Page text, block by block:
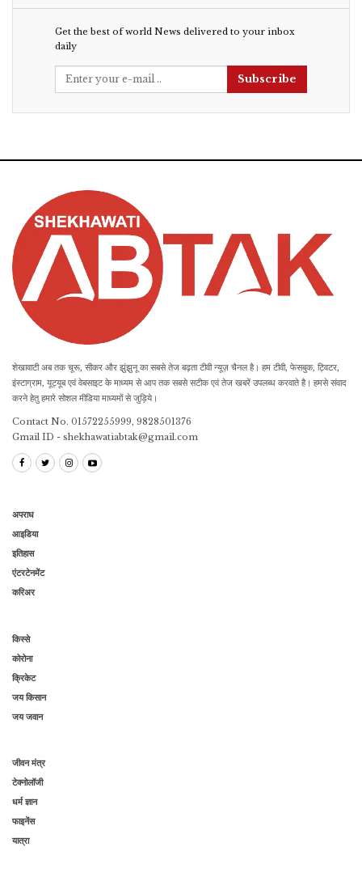
Get the best of world News delivered to your inbox
daily
Subscribe
शेखावाटी अब तक चूरू, सीकर और झुंझुनू का सबसे तेज बढ़ता टीवी न्यूज़ चैनल है। हम टीवी, फेसबुक, ट्विटर,
इंस्टाग्राम, यूट्यूब एवं वेबसाइट के माध्यम से आप तक सबसे सटीक एवं तेज खबरें उपलब्ध करवाते है। हमसे संवाद
करने हेतु हमारे सोशल मीडिया माध्यमों से जुड़िये।
Contact No. 01572255999, 9828501376
Gmail ID - shekhawatiabtak@gmail.com
अपराध
आइडिया
इतिहास
एंटरटेनमेंट
करिअर
किस्से
कोरोना
क्रिकेट
जय किसान
जय जवान
जीवन मंत्र
टेक्नोलॉजी
धर्म ज्ञान
फाइनेंस
यात्रा